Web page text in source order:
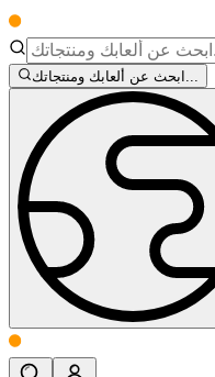
ابحث عن ألعابك ومنتجاتك...